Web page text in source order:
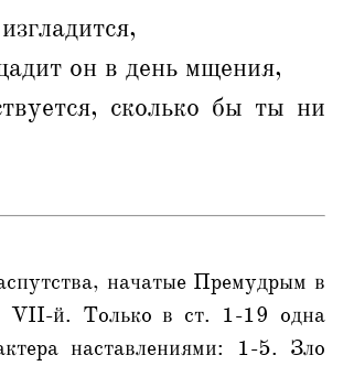
он в день мщения,
сколько бы ты ни
начатые Премудрым в
й. Только в ст. 1-19 одна
наставлениями: 1-5. Зло